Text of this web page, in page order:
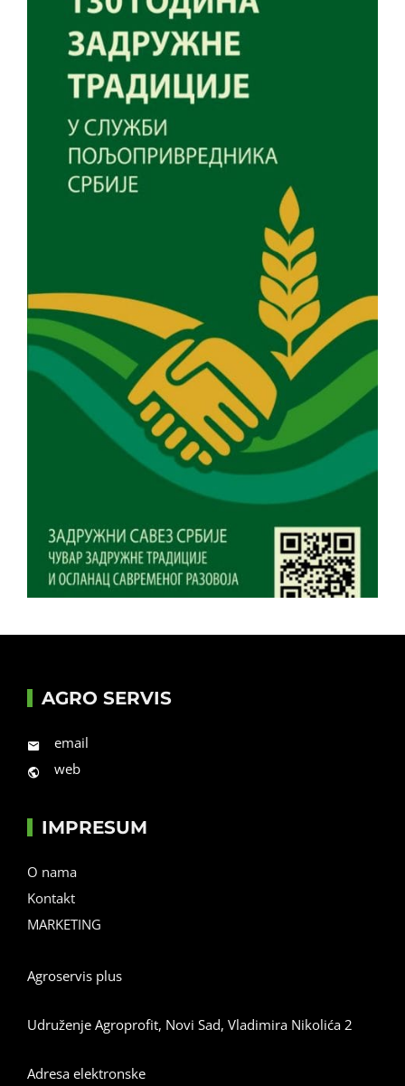
AGRO SERVIS
email
web
IMPRESUM
O nama
Kontakt
MARKETING
Agroservis plus
Udruženje Agroprofit, Novi Sad, Vladimira Nikolića 2
Adresa elektronske